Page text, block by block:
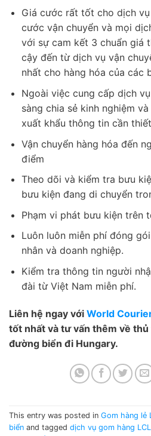
Giá cước rất tốt cho dịch
cước vận chuyển và mọi
với sự cam kết 3 chuẩn giá
cậy đến từ dịch vụ vận
nhất cho hàng hóa của các
Ngoài việc cung cấp dịch
sàng chia sẻ kinh nghiệm
xuất khẩu thông tin cần
Vận chuyển hàng hóa đến
điểm
Theo dõi và kiểm tra bưu
bưu kiện đang di chuyển
Phạm vi phát bưu kiện trên
Luôn luôn miễn phí đóng
nhân và doanh nghiệp.
Kiểm tra thông tin người
đài từ Việt Nam miễn phí.
Liên hệ ngay với World
tốt nhất và tư vấn thêm về
đường biển đi Hungary.
This entry was posted in Gom hàng lẻ
biển and tagged dịch vụ gom hàng